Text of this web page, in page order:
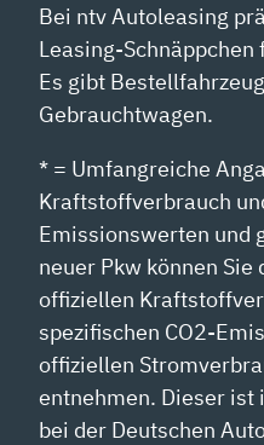
Bei ntv Autoleasing
Leasing-
Es gibt
Gebrauchtwagen.
* = Umfangreiche
Kraftstoffverbrauch
Emissionswerten und
neuer Pkw können
offiziellen
spezifischen CO2-
offiziellen
entnehmen. Dieser ist
bei der Deutschen